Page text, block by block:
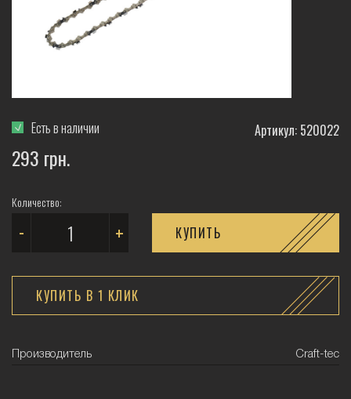
Есть в наличии Артикул: 520022
293 грн.
Количество:
- + КУПИТЬ
КУПИТЬ В 1 КЛИК
Производитель Craft-tec